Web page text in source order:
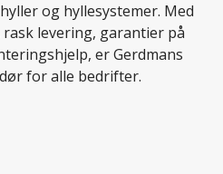
og hyllesystemer. Med
levering, garantier på
er Gerdmans
for alle bedrifter.